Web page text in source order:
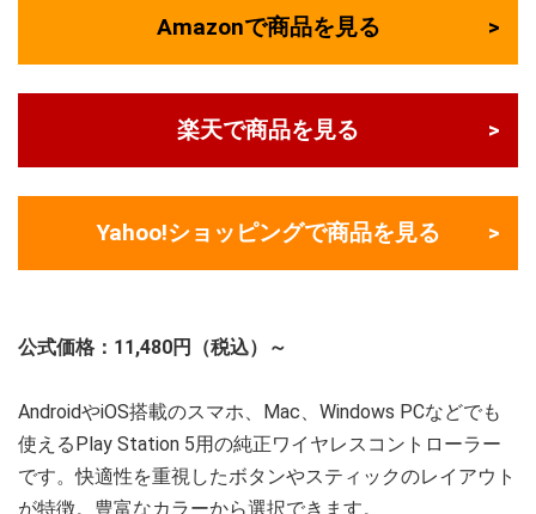
Amazonで商品を見る
楽天で商品を見る
Yahoo!ショッピングで商品を見る
公式価格：11,480円（税込）～
AndroidやiOS搭載のスマホ、Mac、Windows PCなどでも
使えるPlay Station 5用の純正ワイヤレスコントローラー
です。快適性を重視したボタンやスティックのレイアウト
が特徴。豊富なカラーから選択できます。